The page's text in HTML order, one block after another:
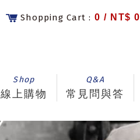
Shopping Cart : 0 / NT$ 0
Shop
線上購物
Q&A
常見問與答